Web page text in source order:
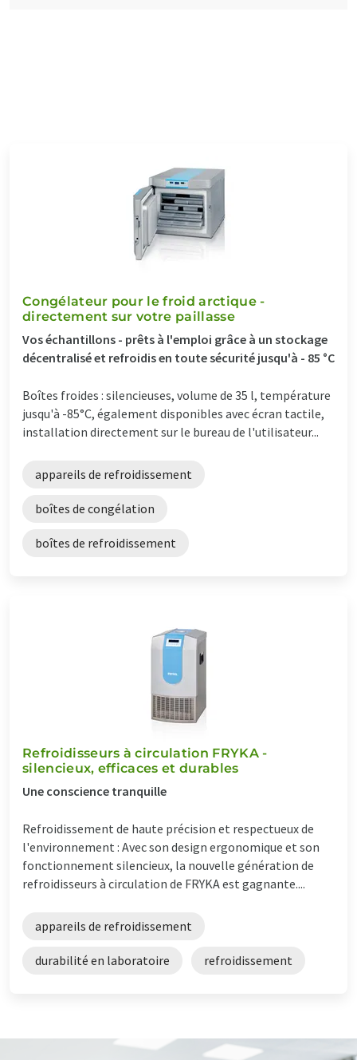
Congélateur pour le froid arctique -
directement sur votre paillasse
Vos échantillons - prêts à l'emploi grâce à un stockage
décentralisé et refroidis en toute sécurité jusqu'à - 85 °C
Boîtes froides : silencieuses, volume de 35 l, température
jusqu'à -85°C, également disponibles avec écran tactile,
installation directement sur le bureau de l'utilisateur...
appareils de refroidissement
boîtes de congélation
boîtes de refroidissement
Refroidisseurs à circulation FRYKA -
silencieux, efficaces et durables
Une conscience tranquille
Refroidissement de haute précision et respectueux de
l'environnement : Avec son design ergonomique et son
fonctionnement silencieux, la nouvelle génération de
refroidisseurs à circulation de FRYKA est gagnante....
appareils de refroidissement
durabilité en laboratoire refroidissement